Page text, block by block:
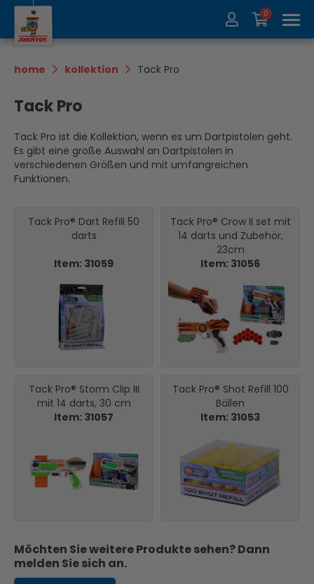
Über uns Kollektion
Messen
Kontakt Update
0
home kollektion Tack Pro
Tack Pro
Tack Pro ist die Kollektion, wenn es um Dartpistolen geht.
Es gibt eine große Auswahl an Dartpistolen in
verschiedenen Größen und mit umfangreichen
Funktionen.
Tack Pro® Dart Refill 50
darts
Item: 31059
Tack Pro® Crow II set mit
14 darts und Zubehör,
23cm
Item: 31056
Tack Pro® Storm Clip III
mit 14 darts, 30 cm
Item: 31057
Tack Pro® Shot Refill 100
Bällen
Item: 31053
Möchten Sie weitere Produkte sehen? Dann
melden Sie sich an.